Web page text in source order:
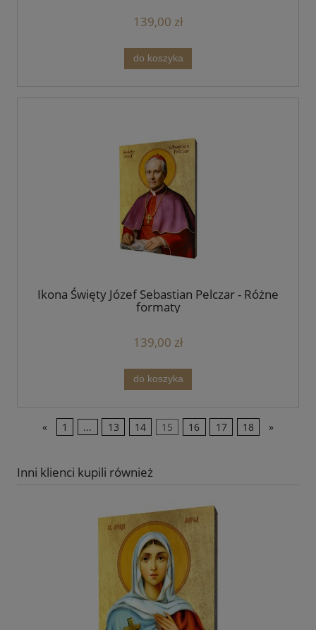
139,00 zł
do koszyka
Ikona Święty Józef Sebastian Pelczar - Różne
formaty
139,00 zł
do koszyka
« 1 ... 13 14 15 16 17 18 »
Inni klienci kupili również